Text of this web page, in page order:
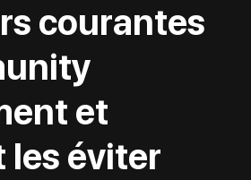
courantes
et
les éviter